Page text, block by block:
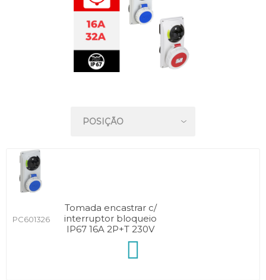
PC601326
Tomada encastrar c/
interruptor bloqueio
IP67 16A 2P+T 230V